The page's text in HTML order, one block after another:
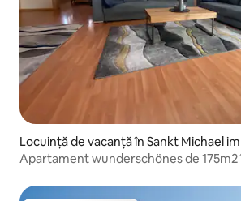
Locuință de vacanță în Sankt Michael
Apartament wunderschönes de 175m2